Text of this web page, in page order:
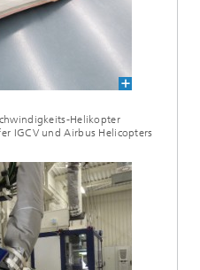
Helikopter
IGCV und Airbus Helicopters